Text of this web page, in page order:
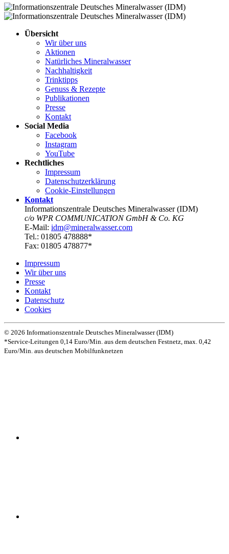
Übersicht
Wir über uns
Aktionen
Natürliches Mineralwasser
Nachhaltigkeit
Trinktipps
Genuss & Rezepte
Publikationen
Presse
Kontakt
Social Media
Facebook
Instagram
YouTube
Rechtliches
Impressum
Datenschutz­erklärung
Cookie-Einstellungen
Kontakt
Informationszentrale Deutsches Mineralwasser (IDM)
c/o WPR COMMUNICATION GmbH & Co. KG
E-Mail: idm@mineralwasser.com
Tel.: 01805 478888*
Fax: 01805 478877*
Impressum
Wir über uns
Presse
Kontakt
Datenschutz­
Cookies
© 2026 Informationszentrale Deutsches Mineralwasser (IDM)
*Service-Leitungen 0,14 Euro/Min. aus dem deutschen Festnetz, max. 0,42
Euro/Min. aus deutschen Mobilfunknetzen